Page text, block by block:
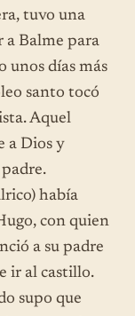
tuvo una
a Balme para
unos días más
santo tocó
Aquel
a Dios y
había
con quien
a su padre
ir al castillo.
supo que